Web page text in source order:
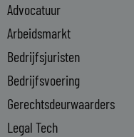
d
i
n
-
i
n
Advocatuur
Arbeidsmarkt
Bedrijfsjuristen
Bedrijfsvoering
Gerechtsdeurwaarders
Legal Tech